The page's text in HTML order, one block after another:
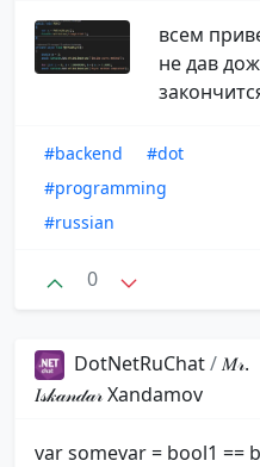
всем
не дав
#backend
#dot
#programming
#russian
0
DotNetRuChat/𝑀𝓇.
𝐼𝓈𝓀𝒶𝓃𝒹𝒶𝓇️ ️Xandamov
var somevar = bool1 ==